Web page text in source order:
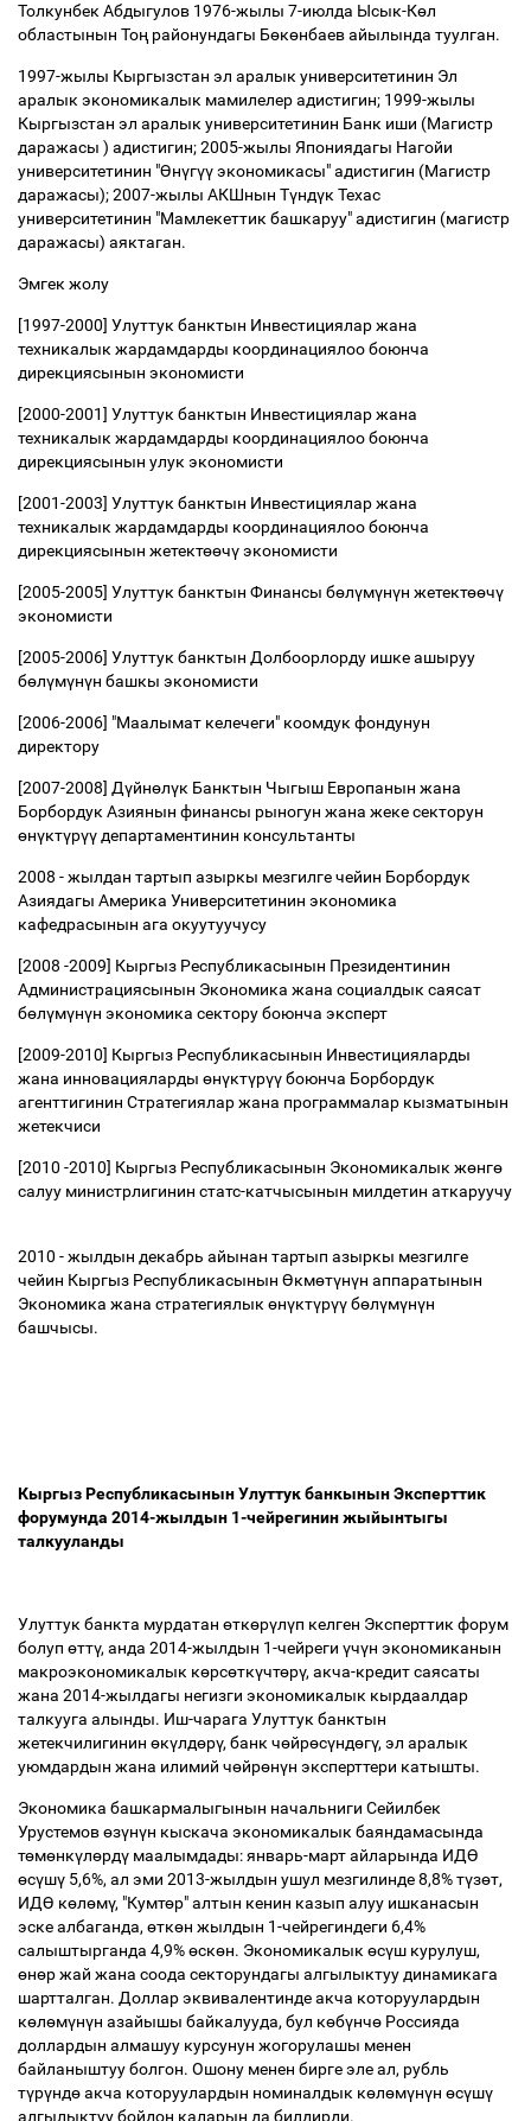
Толкунбек Абдыгулов 1976-жылы 7-июлда Ысык-Көл
областынын Тоң районундагы Бөкөнбаев айылында туулган.
1997-жылы Кыргызстан эл аралык университетинин Эл
аралык экономикалык мамилелер адистигин; 1999-жылы
Кыргызстан эл аралык университетинин Банк иши (Магистр
даражасы ) адистигин; 2005-жылы Япониядагы Нагойи
университетинин "Өнүгүүэкономикасы" адистигин (Магистр
даражасы); 2007-жылы АКШнын Түндүк Техас
университетинин "Мамлекеттик башкаруу" адистигин (магистр
даражасы) аяктаган.
Эмгек жолу
[1997-2000] Улуттук банктын Инвестициялар жана
техникалык жардамдарды координациялоо боюнча
дирекциясынын экономисти
[2000-2001] Улуттук банктын Инвестициялар жана
техникалык жардамдарды координациялоо боюнча
дирекциясынын улук экономисти
[2001-2003] Улуттук банктын Инвестициялар жана
техникалык жардамдарды координациялоо боюнча
дирекциясынын жетектөөчүэкономисти
[2005-2005] Улуттук банктын Финансы бөлүмүнүн жетектөөчү
экономисти
[2005-2006] Улуттук банктын Долбоорлорду ишке ашыруу
бөлүмүнүн башкы экономисти
[2006-2006] "Маалымат келечеги" коомдук фондунун
директору
[2007-2008] Дүйнөлүк Банктын Чыгыш Европанын жана
Борбордук Азиянын финансы рыногун жана жеке секторун
өнүктүрүү департаментинин консультанты
2008 - жылдан тартып азыркы мезгилге чейин Борбордук
Азиядагы Америка Университетинин экономика
кафедрасынын ага окуутуучусу
[2008 -2009] Кыргыз Республикасынын Президентинин
Администрациясынын Экономика жана социалдык саясат
бөлүмүнүн экономика сектору боюнча эксперт
[2009-2010] Кыргыз Республикасынын Инвестицияларды
жана инновацияларды өнүктүрүүбоюнча Борбордук
агенттигинин Стратегиялар жана программалар кызматынын
жетекчиси
[2010 -2010] Кыргыз Республикасынын Экономикалык жөнгө
салуу министрлигинин статс-катчысынын милдетин аткаруучу
2010 - жылдын декабрь айынан тартып азыркы мезгилге
чейин Кыргыз Республикасынын Өкмөтүнүн аппаратынын
Экономика жана стратегиялык өнүктүрүүбөлүмүнүн
башчысы.
Кыргыз Республикасынын Улуттук банкынын Эксперттик
форумунда 2014-жылдын 1-чейрегинин жыйынтыгы
талкууланды
Улуттук банкта мурдатан өткөрүлүп келген Эксперттик форум
болуп өттү, анда 2014-жылдын 1-чейреги үчүн экономиканын
макроэкономикалык көрсөткүчтөрү, акча-кредит саясаты
жана 2014-жылдагы негизги экономикалык кырдаалдар
талкууга алынды. Иш-чарага Улуттук банктын
жетекчилигинин өкүлдөрү, банк чөйрөсүндөгү, эл аралык
уюмдардын жана илимий чөйрөнүн эксперттери катышты.
Экономика башкармалыгынын начальниги Сейилбек
Урустемовөзүнүн кыскача экономикалык баяндамасында
төмөнкүлөрдү маалымдады: январь-март айларында ИДӨ
өсүшү 5,6%, ал эми 2013-жылдын ушул мезгилинде 8,8% түзөт,
ИДӨ көлөмү, "Кумтөр" алтын кенин казып алуу ишканасын
эске албаганда, өткөн жылдын 1-чейрегиндеги 6,4%
салыштырганда 4,9%өскөн. Экономикалык өсүш курулуш,
өнөр жай жана соода секторундагы алгылыктуу динамикага
шартталган. Доллар эквивалентинде акча которуулардын
көлөмүнүн азайышы байкалууда, бул көбүнчө Россияда
доллардын алмашуу курсунун жогорулашы менен
байланыштуу болгон. Ошону менен бирге эле ал, рубль
түрүндөакча которуулардын номиналдык көлөмүнүн өсүшү
алгылыктуу бойдон каларын да билдирди.